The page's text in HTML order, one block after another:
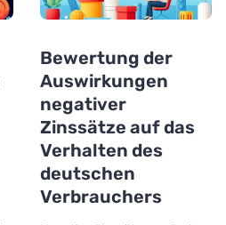
Bewertung der
Auswirkungen
negativer
Zinssätze auf das
Verhalten des
deutschen
Verbrauchers